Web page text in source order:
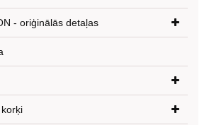
- oriģinālās detaļas